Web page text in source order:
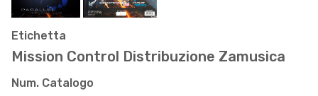
Etichetta
Mission Control Distribuzione Zamusica
Num. Catalogo